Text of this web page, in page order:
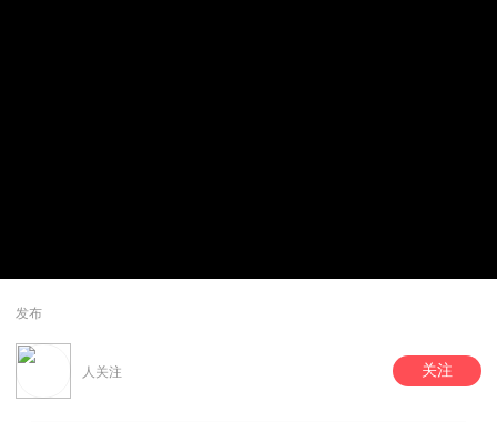
发布
人关注 关注